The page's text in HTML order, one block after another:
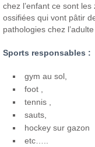
chez l’enfant ce sont
ossifiées qui vont pâtir
pathologies chez
Sports responsables :
gym au sol,
foot ,
tennis ,
sauts,
hockey sur gazon
etc…..